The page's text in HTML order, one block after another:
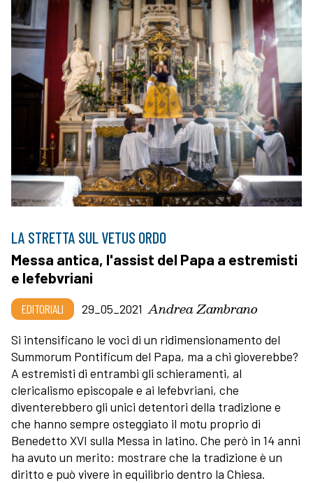
LA STRETTA SUL VETUS ORDO
Messa antica, l'assist del Papa a estremisti
e lefebvriani
EDITORIALI 29_05_2021 Andrea Zambrano
Si intensificano le voci di un ridimensionamento del
Summorum Pontificum del Papa, ma a chi gioverebbe?
A estremisti di entrambi gli schieramenti, al
clericalismo episcopale e ai lefebvriani, che
diventerebbero gli unici detentori della tradizione e
che hanno sempre osteggiato il motu proprio di
Benedetto XVI sulla Messa in latino. Che però in 14 anni
ha avuto un merito: mostrare che la tradizione è un
diritto e può vivere in equilibrio dentro la Chiesa.